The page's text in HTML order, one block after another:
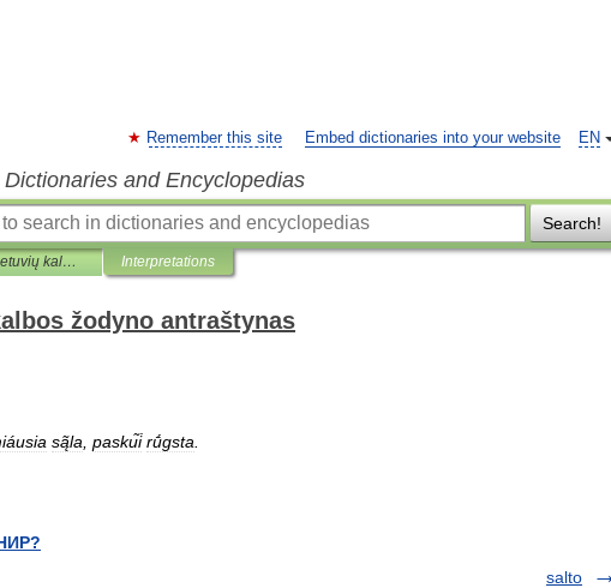
EN
Remember this site Embed dictionaries into your website
and Encyclopedias
Search!
Bendrinės lietuvių kalbos žodyno antraštynas Interpretations
žodyno antraštynas
są̃la paskui̇̃ rū́gsta
salto